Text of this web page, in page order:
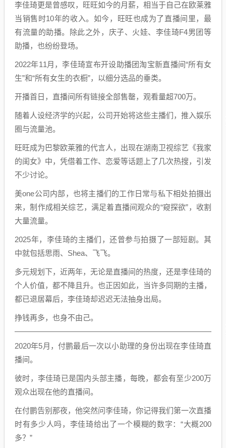
李佳琦更是曾感叹，旺旺如今的月薪，相当于自己在欧莱雅
当销售时10年的收入。如今，旺旺也成为了直播间里，最
有流量的助播。除此之外，庆子、火娃、李佳琦F4男团等
助播，也纷纷登场。
2022年11月，李佳琦宣布开设助播团淘宝新直播间“所有女
生”和“所有女生的衣橱”，以细分选品的垂类。
开播首日，直播间所有链接全部售罄，观看量超700万。
随着人设经济学的兴起，公司开始将这些主播们，推入娱乐
圈与流量池。
旺旺成为巴黎欧莱雅的代言人，出现在湖南卫视综艺《我家
的闺女》中，凭借着工作、恋爱等话题上了几次热搜，引发
不少讨论。
美one公司内部，也将主播们的工作日常与私下相处拍摄出
来，制作成相关综艺，满足着直播间观众的“窥探欲”，收割
大量流量。
2025年，李佳琦的主播们，还曾参与拍摄了一部短剧。其
中就包括思雨、Shea、飞飞。
多元规划下，近两年，无论是直播间的热度，还是李佳琦的
个人价值，都不降且升。也正因如此，当许多同期的主播，
都已退居幕后，李佳琦却迟迟无法抽身出局。
挣钱再多，也身不由己。
2020年5月，付鹏最后一次以小助理的身份出现在李佳琦直
播间。
彼时，李佳琦已是国内头部主播，每晚，都会有至少200万
观众出现在他的直播间。
在付鹏告别那夜，他突然问李佳琦，你记得我们第一次直播
时有多少人吗，李佳琦给出了一个模糊的数字：“大概200
多？”